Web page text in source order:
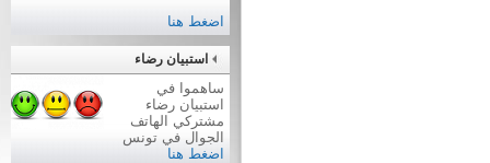
اضغط هنا
استبيان رضاء
ساهموا في
استبيان رضاء
مشتركي الهاتف
الجوال في تونس
اضغط هنا